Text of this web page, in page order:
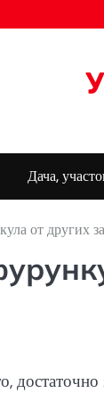
Дача,
от других